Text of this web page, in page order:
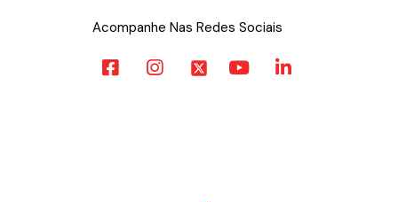
Acompanhe Nas Redes Sociais